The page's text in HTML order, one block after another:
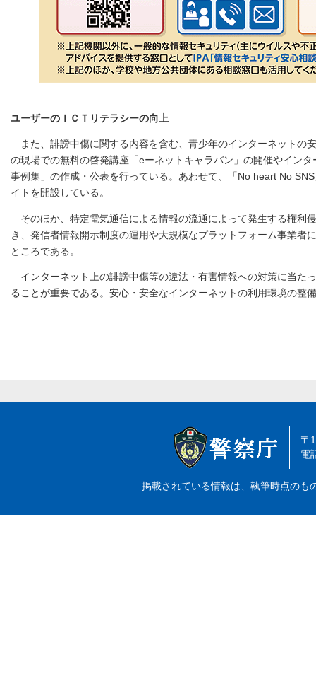
ユーザーのＩＣＴリテラシーの向上
また、誹謗中傷に関する内容を含む、青少年のインターネット
の現場での無料の啓発講座「eーネットキャラバン」の開催やイン
事例集」の作成・公表を行っている。あわせて、「No heart No
イトを開設している。
そのほか、特定電気通信による情報の流通によって発生する権利
き、発信者情報開示制度の運用や大規模なプラットフォーム事業
ところである。
インターネット上の誹謗中傷等の違法・有害情報への対策に当た
ることが重要である。安心・安全なインターネットの利用環境の整
〒
電
掲載されている情報は、執筆時点のも